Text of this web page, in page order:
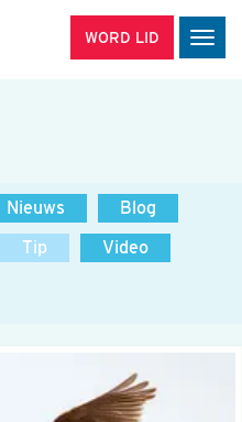
WORD LID
Nieuws
Blog
Tip
Video